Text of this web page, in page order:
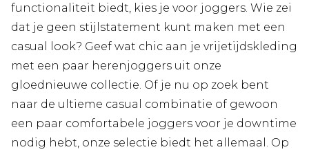
functionaliteit biedt, kies je voor joggers. Wie zei
dat je geen stijlstatement kunt maken met een
casual look? Geef wat chic aan je vrijetijdskleding
met een paar herenjoggers uit onze
gloednieuwe collectie. Of je nu op zoek bent
naar de ultieme casual combinatie of gewoon
een paar comfortabele joggers voor je downtime
nodig hebt, onze selectie biedt het allemaal. Op